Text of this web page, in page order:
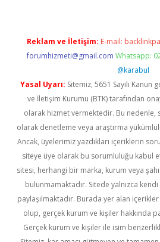
Reklam ve İletişim: E-mail:
forumhizmeti@gmail.com Whatsapp:
@karabul
Yasal Uyarı: Sitemiz, 5651 Sayılı
ve İletişim Kurumu (BTK) tarafından
olarak hizmet vermektedir. Bu
olarak denetleme veya araştırma
Ancak, üyelerimiz yazdıkları içeriklerin
siteye üye olarak bu sorumluluğu kabul
sitesi, herhangi bir marka, kurum veya
bulunmamaktadır. Sitede yalnızca kendi
paylaşılmaktadır. Burada yer alan
olup, gerçek kurum ve kişiler hakkında
Gerçek kurum ve kişiler ile isim